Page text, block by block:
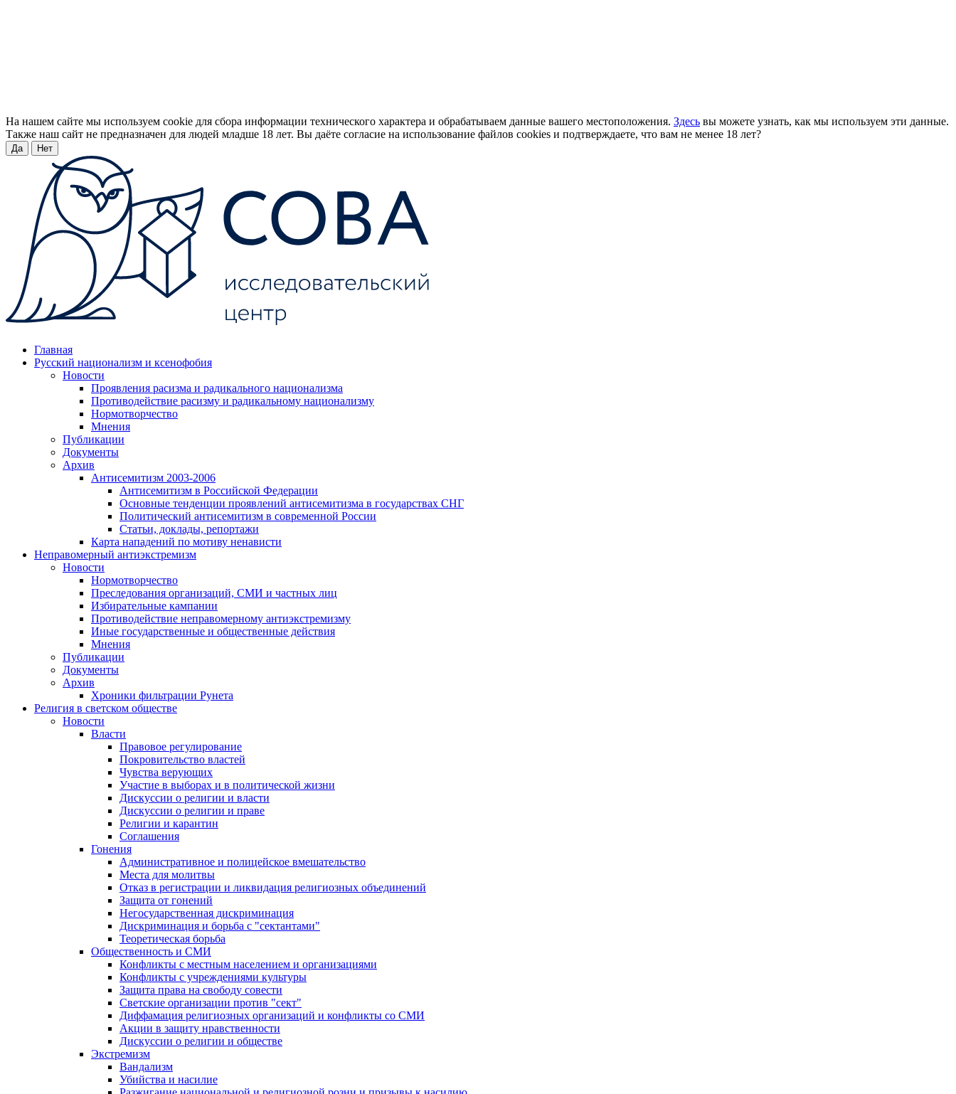
На нашем сайте мы используем cookie для сбора информации технического характера и обрабатываем данные вашего местоположения. Здесь вы можете узнать, как мы используем эти данные.
Также наш сайт не предназначен для людей младше 18 лет. Вы даёте согласие на использование файлов cookies и подтверждаете, что вам не менее 18 лет?
Да Нет
Главная
Русский национализм и ксенофобия
Новости
Проявления расизма и радикального национализма
Противодействие расизму и радикальному национализму
Нормотворчество
Мнения
Публикации
Документы
Архив
Антисемитизм 2003-2006
Антисемитизм в Российской Федерации
Основные тенденции проявлений антисемитизма в государствах СНГ
Политический антисемитизм в современной России
Статьи, доклады, репортажи
Карта нападений по мотиву ненависти
Неправомерный антиэкстремизм
Новости
Нормотворчество
Преследования организаций, СМИ и частных лиц
Избирательные кампании
Противодействие неправомерному антиэкстремизму
Иные государственные и общественные действия
Мнения
Публикации
Документы
Архив
Хроники фильтрации Рунета
Религия в светском обществе
Новости
Власти
Правовое регулирование
Покровительство властей
Чувства верующих
Участие в выборах и в политической жизни
Дискуссии о религии и власти
Дискуссии о религии и праве
Религии и карантин
Соглашения
Гонения
Административное и полицейское вмешательство
Места для молитвы
Отказ в регистрации и ликвидация религиозных объединений
Защита от гонений
Негосударственная дискриминация
Дискриминация и борьба с "сектантами"
Теоретическая борьба
Общественность и СМИ
Конфликты с местным населением и организациями
Конфликты с учреждениями культуры
Защита права на свободу совести
Светские организации против "сект"
Диффамация религиозных организаций и конфликты со СМИ
Акции в защиту нравственности
Дискуссии о религии и обществе
Экстремизм
Вандализм
Убийства и насилие